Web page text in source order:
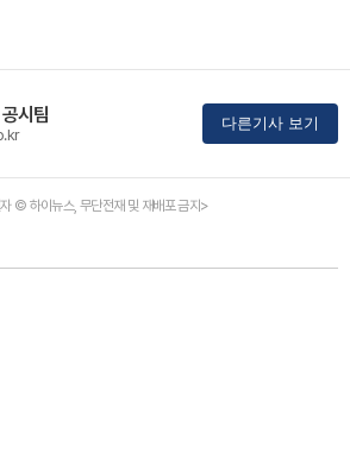
시팀 다른기사 보기
© 하이뉴스, 무단전재 및 재배포 금지>